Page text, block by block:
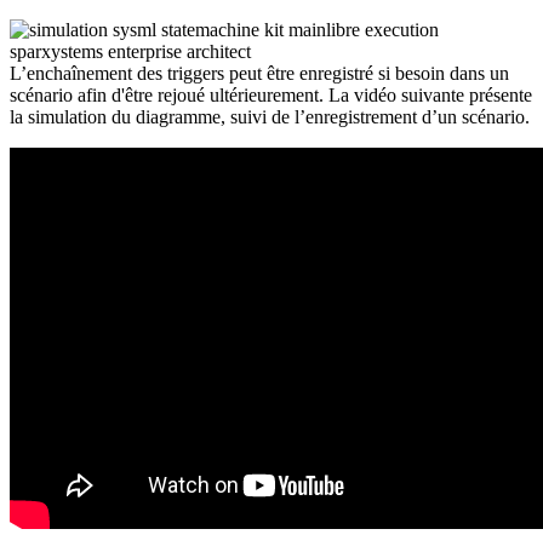
L’enchaînement des triggers peut être enregistré si besoin dans un
scénario afin d'être rejoué ultérieurement. La vidéo suivante présente
la simulation du diagramme, suivi de l’enregistrement d’un scénario.